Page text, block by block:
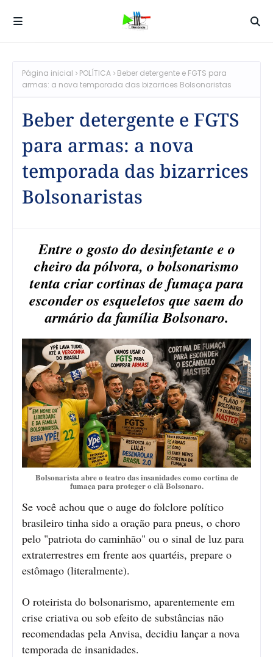
Página inicial POLÍTICA
Beber detergente e FGTS para
armas: a nova temporada das bizarrices Bolsonaristas
Beber detergente e FGTS
para armas: a nova
temporada das bizarrices
Bolsonaristas
Entre o gosto do desinfetante e o
cheiro da pólvora, o bolsonarismo
tenta criar cortinas de fumaça para
esconder os esqueletos que saem do
armário da família Bolsonaro.
Bolsonarista abre o teatro das insanidades como cortina de
fumaça para proteger o clã Bolsonaro.
Se você achou que o auge do folclore político
brasileiro tinha sido a oração para pneus, o choro
pelo "patriota do caminhão" ou o sinal de luz para
extraterrestres em frente aos quartéis, prepare o
estômago (literalmente).
O roteirista do bolsonarismo, aparentemente em
crise criativa ou sob efeito de substâncias não
recomendadas pela Anvisa, decidiu lançar a nova
temporada de insanidades.